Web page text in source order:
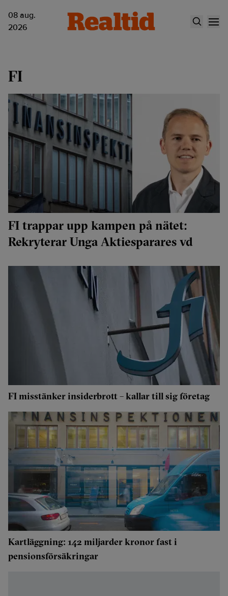
08 aug.
2026
FI
FI trappar upp kampen på nätet:
Rekryterar Unga Aktiesparares vd
FI misstänker insiderbrott – kallar till sig företag
Kartläggning: 142 miljarder kronor fast i
pensionsförsäkringar